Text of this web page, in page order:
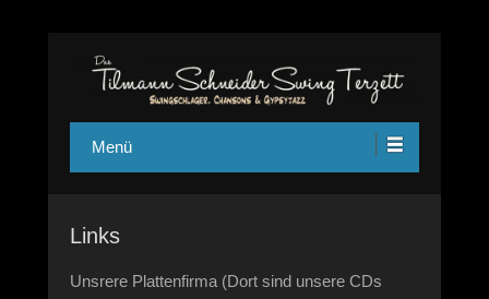
swing-terzettChansons und Jazz Manouche aus Köln
Menü
Links
Unsrere Plattenfirma (Dort sind unsere CDs